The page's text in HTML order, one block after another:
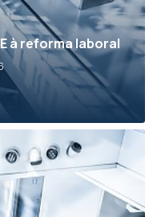
à reforma laboral